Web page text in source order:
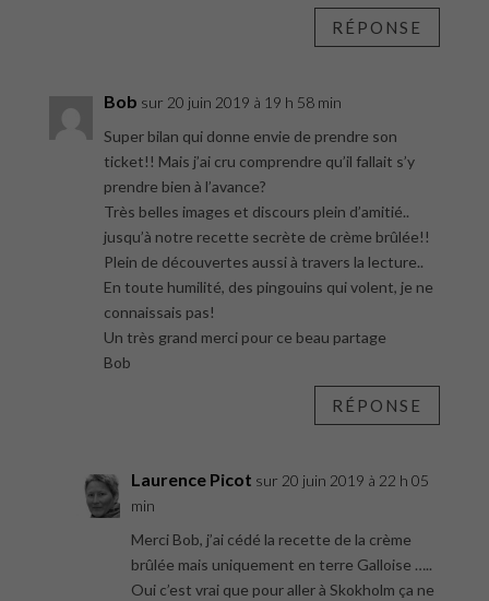
RÉPONSE
Bob sur 20 juin 2019 à 19 h 58 min
Super bilan qui donne envie de prendre son
ticket!! Mais j’ai cru comprendre qu’il fallait s’y
prendre bien à l’avance?
Très belles images et discours plein d’amitié..
jusqu’à notre recette secrète de crème brûlée!!
Plein de découvertes aussi à travers la lecture..
En toute humilité, des pingouins qui volent, je ne
connaissais pas!
Un très grand merci pour ce beau partage
Bob
RÉPONSE
Laurence Picot sur 20 juin 2019 à 22 h 05
min
Merci Bob, j’ai cédé la recette de la crème
brûlée mais uniquement en terre Galloise …..
Oui c’est vrai que pour aller à Skokholm ça ne